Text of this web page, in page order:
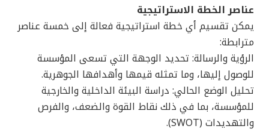
عناصر الخطة الاستراتيجية
يمكن تقسيم أي خطة استراتيجية فعالة إلى خمسة عناصر
مترابطة:
الرؤية والرسالة: تحديد الوجهة التي تسعى المؤسسة
للوصول إليها، وما تمثله قيمها وأهدافها الجوهرية.
تحليل الوضع الحالي: دراسة البيئة الداخلية والخارجية
للمؤسسة، بما في ذلك نقاط القوة والضعف، والفرص
والتهديدات (SWOT).